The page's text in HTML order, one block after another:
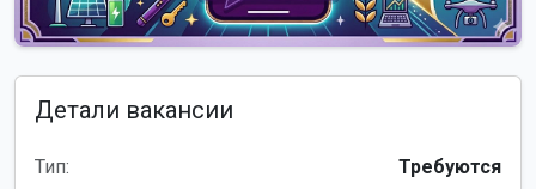
Детали вакансии
Тип: Требуются